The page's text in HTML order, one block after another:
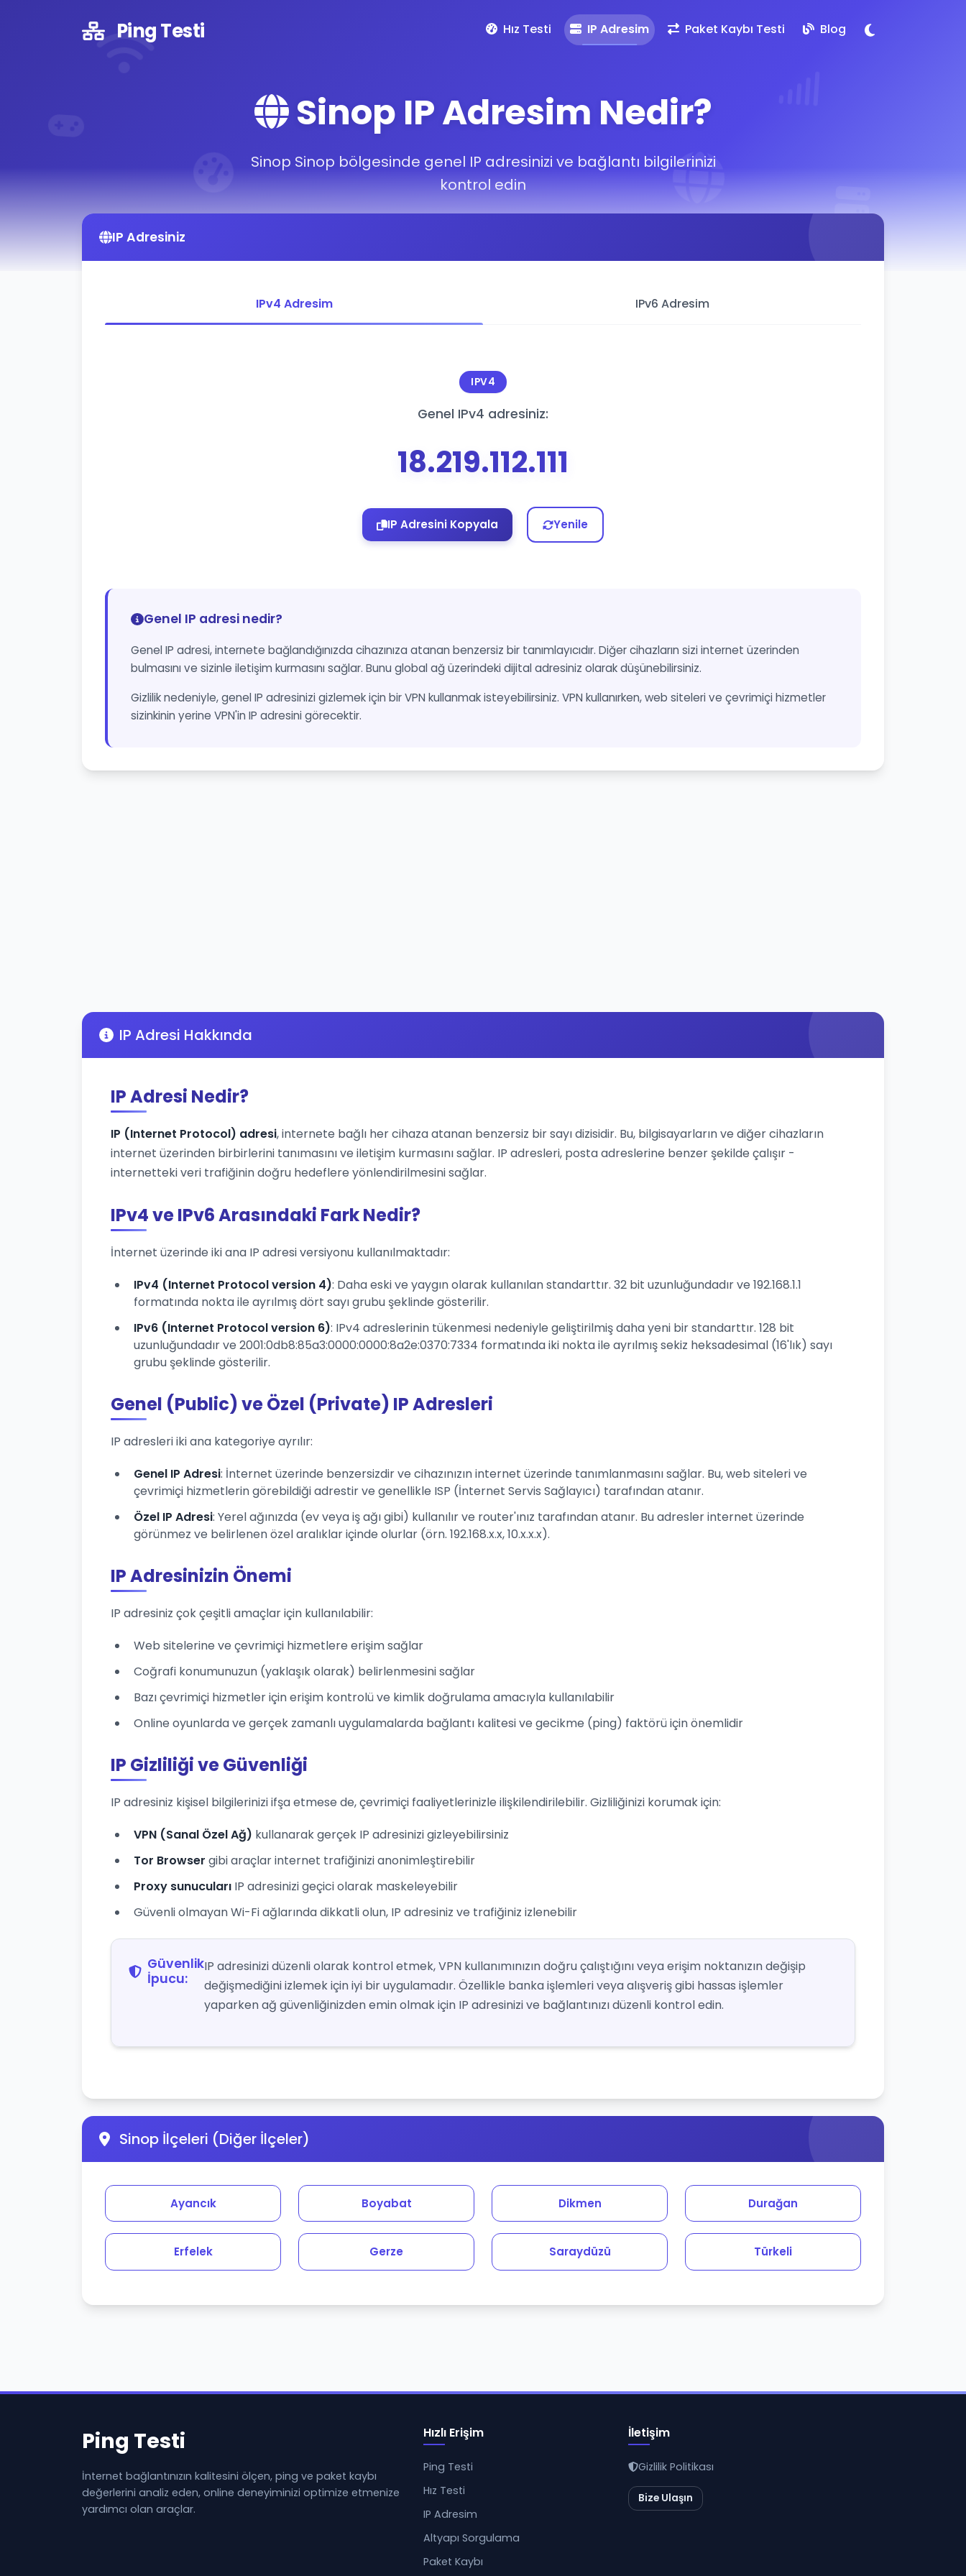
Ping Testi Hız Testi IP Adresim Paket Kaybı Testi Blog
Sinop IP Adresim Nedir?
Sinop Sinop bölgesinde genel IP adresinizi ve bağlantı bilgilerinizi
kontrol edin
IP Adresiniz
IPv4 Adresim IPv6 Adresim
IPV4
Genel IPv4 adresiniz:
18.219.112.111
IP Adresini Kopyala Yenile
Genel IP adresi nedir?
Genel IP adresi, internete bağlandığınızda cihazınıza atanan benzersiz bir tanımlayıcıdır. Diğer cihazların sizi internet üzerinden
bulmasını ve sizinle iletişim kurmasını sağlar. Bunu global ağ üzerindeki dijital adresiniz olarak düşünebilirsiniz.
Gizlilik nedeniyle, genel IP adresinizi gizlemek için bir VPN kullanmak isteyebilirsiniz. VPN kullanırken, web siteleri ve çevrimiçi hizmetler
sizinkinin yerine VPN'in IP adresini görecektir.
IP Adresi Hakkında
IP Adresi Nedir?
IP (Internet Protocol) adresi, internete bağlı her cihaza atanan benzersiz bir sayı dizisidir. Bu, bilgisayarların ve diğer cihazların
internet üzerinden birbirlerini tanımasını ve iletişim kurmasını sağlar. IP adresleri, posta adreslerine benzer şekilde çalışır -
internetteki veri trafiğinin doğru hedeflere yönlendirilmesini sağlar.
IPv4 ve IPv6 Arasındaki Fark Nedir?
İnternet üzerinde iki ana IP adresi versiyonu kullanılmaktadır:
IPv4 (Internet Protocol version 4): Daha eski ve yaygın olarak kullanılan standarttır. 32 bit uzunluğundadır ve 192.168.1.1
formatında nokta ile ayrılmış dört sayı grubu şeklinde gösterilir.
IPv6 (Internet Protocol version 6): IPv4 adreslerinin tükenmesi nedeniyle geliştirilmiş daha yeni bir standarttır. 128 bit
uzunluğundadır ve 2001:0db8:85a3:0000:0000:8a2e:0370:7334 formatında iki nokta ile ayrılmış sekiz heksadesimal (16'lık) sayı
grubu şeklinde gösterilir.
Genel (Public) ve Özel (Private) IP Adresleri
IP adresleri iki ana kategoriye ayrılır:
Genel IP Adresi: İnternet üzerinde benzersizdir ve cihazınızın internet üzerinde tanımlanmasını sağlar. Bu, web siteleri ve
çevrimiçi hizmetlerin görebildiği adrestir ve genellikle ISP (İnternet Servis Sağlayıcı) tarafından atanır.
Özel IP Adresi: Yerel ağınızda (ev veya iş ağı gibi) kullanılır ve router'ınız tarafından atanır. Bu adresler internet üzerinde
görünmez ve belirlenen özel aralıklar içinde olurlar (örn. 192.168.x.x, 10.x.x.x).
IP Adresinizin Önemi
IP adresiniz çok çeşitli amaçlar için kullanılabilir:
Web sitelerine ve çevrimiçi hizmetlere erişim sağlar
Coğrafi konumunuzun (yaklaşık olarak) belirlenmesini sağlar
Bazı çevrimiçi hizmetler için erişim kontrolü ve kimlik doğrulama amacıyla kullanılabilir
Online oyunlarda ve gerçek zamanlı uygulamalarda bağlantı kalitesi ve gecikme (ping) faktörü için önemlidir
IP Gizliliği ve Güvenliği
IP adresiniz kişisel bilgilerinizi ifşa etmese de, çevrimiçi faaliyetlerinizle ilişkilendirilebilir. Gizliliğinizi korumak için:
VPN (Sanal Özel Ağ) kullanarak gerçek IP adresinizi gizleyebilirsiniz
Tor Browser gibi araçlar internet trafiğinizi anonimleştirebilir
Proxy sunucuları IP adresinizi geçici olarak maskeleyebilir
Güvenli olmayan Wi-Fi ağlarında dikkatli olun, IP adresiniz ve trafiğiniz izlenebilir
Güvenlik
İpucu:
IP adresinizi düzenli olarak kontrol etmek, VPN kullanımınızın doğru çalıştığını veya erişim noktanızın değişip
değişmediğini izlemek için iyi bir uygulamadır. Özellikle banka işlemleri veya alışveriş gibi hassas işlemler
yaparken ağ güvenliğinizden emin olmak için IP adresinizi ve bağlantınızı düzenli kontrol edin.
Sinop İlçeleri (Diğer İlçeler)
Ayancık Boyabat Dikmen Durağan
Erfelek Gerze Saraydüzü Türkeli
Ping Testi
İnternet bağlantınızın kalitesini ölçen, ping ve paket kaybı
değerlerini analiz eden, online deneyiminizi optimize etmenize
yardımcı olan araçlar.
Hızlı Erişim
Ping Testi
Hız Testi
IP Adresim
Altyapı Sorgulama
Paket Kaybı
İletişim
Gizlilik Politikası
Bize Ulaşın